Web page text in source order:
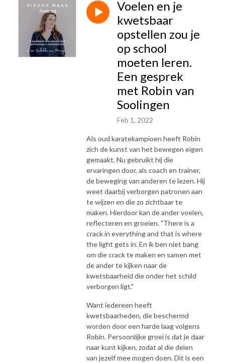
Voelen en je
kwetsbaar
opstellen zou je
op school
moeten leren.
Een gesprek
met Robin van
Soolingen
Feb 1, 2022
Als oud karatekampioen heeft Robin
zich de kunst van het bewegen eigen
gemaakt. Nu gebruikt hij die
ervaringen door, als coach en trainer,
de beweging van anderen te lezen. Hij
weet daarbij verborgen patronen aan
te wijzen en die zo zichtbaar te
maken. Hierdoor kan de ander voelen,
reflecteren en groeien. "There is a
crack in everything and that is where
the light gets in. En ik ben niet bang
om die crack te maken en samen met
de ander te kijken naar de
kwetsbaarheid die onder het schild
verborgen ligt."
Want iedereen heeft
kwetsbaarheden, die beschermd
worden door een harde laag volgens
Robin. Persoonlijke groei is dat je daar
naar kunt kijken, zodat al die delen
van jezelf mee mogen doen. Dit is een